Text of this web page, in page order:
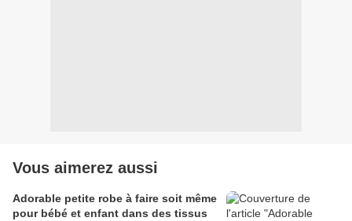
Vous aimerez aussi
Adorable petite robe à faire soit même
pour bébé et enfant dans des tissus